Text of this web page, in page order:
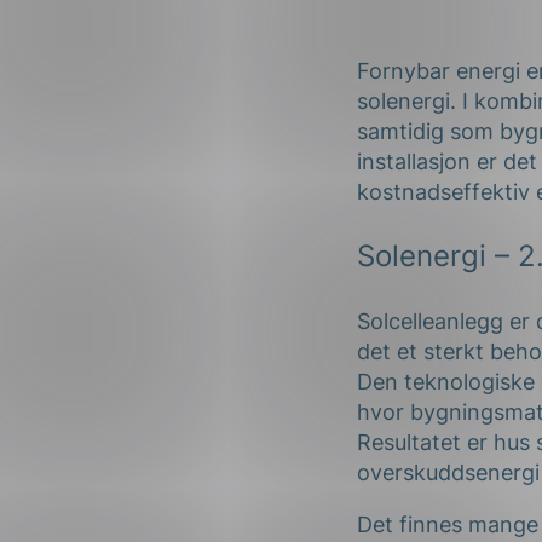
Industri og
Lavspenning
Maritime elinstallasjoner
Velferdsteknologi
Norsk English
Fornybar energi
solenergi. I
samtidig som
installasjon er
kostnadseffektiv
Solenergi –
Solcelleanlegg
det et sterkt
Den
hvor
Resultatet er
Det finnes